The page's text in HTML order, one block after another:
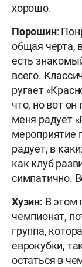
хорошо.
Порошин:
общая черта,
есть
всего.
ругает
что, но вот
меня радует
мероприятие
радует, в
как клуб
симпатично.
Хузин: В этом
чемпионат,
группа,
еврокубки,
остаться в